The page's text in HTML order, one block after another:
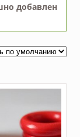
добавлен